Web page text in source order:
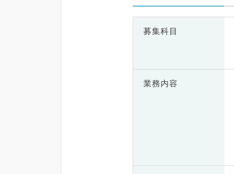
募集科目
業務内容